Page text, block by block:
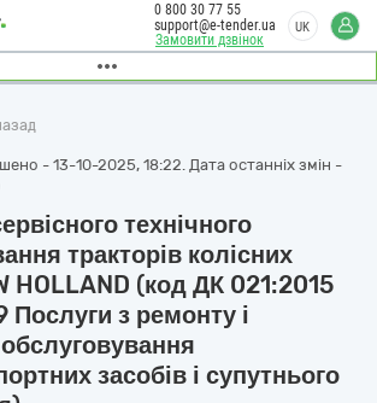
Замовити дзвінок
0 800 30 77 55
support@e-tender.ua
UK
- 13-10-2025, 18:22. Дата останніх змін -
технічного
тракторів колісних
HOLLAND (код ДК 021:2015
з ремонту і
засобів і супутнього